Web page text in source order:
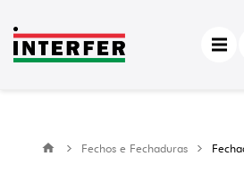
Fechos e Fechaduras